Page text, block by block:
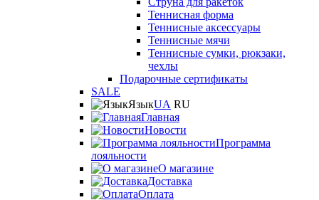
Теннисная форма
Теннисные аксессуары
Теннисные мячи
Теннисные сумки, рюкзаки,
чехлы
Подарочные сертификаты
SALE
ЯзыкUA RU
Главная
Новости
Программа
лояльности
О магазине
Доставка
Оплата